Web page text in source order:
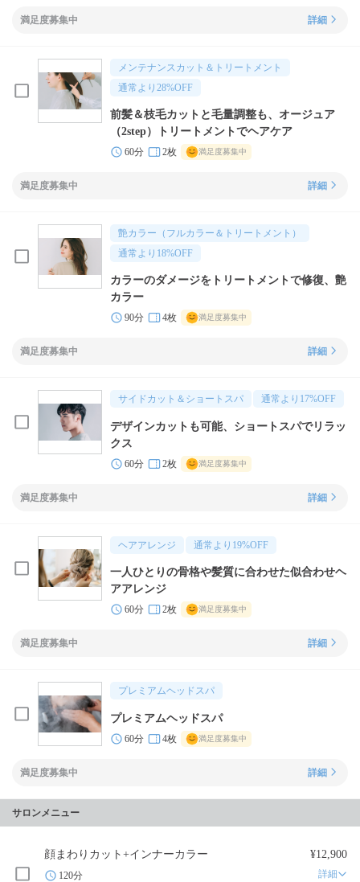
満足度募集中 詳細
メンテナンスカット＆トリートメント
通常より 28%OFF
前髪＆枝毛カットと毛量調整も、オージュア
（2step）トリートメントでヘアケア
60分 2枚 満足度募集中
満足度募集中 詳細
艶カラー（フルカラー＆トリートメント）
通常より 18%OFF
カラーのダメージをトリートメントで修復、艶
カラー
90分 4枚 満足度募集中
満足度募集中 詳細
サイドカット＆ショートスパ 通常より 17%OFF
デザインカットも可能、ショートスパでリラッ
クス
60分 2枚 満足度募集中
満足度募集中 詳細
ヘアアレンジ 通常より 19%OFF
一人ひとりの骨格や髪質に合わせた似合わせヘ
アアレンジ
60分 2枚 満足度募集中
満足度募集中 詳細
プレミアムヘッドスパ
プレミアムヘッドスパ
60分 4枚 満足度募集中
満足度募集中 詳細
サロンメニュー
顔まわりカット+インナーカラー ¥12,900
120分 詳細